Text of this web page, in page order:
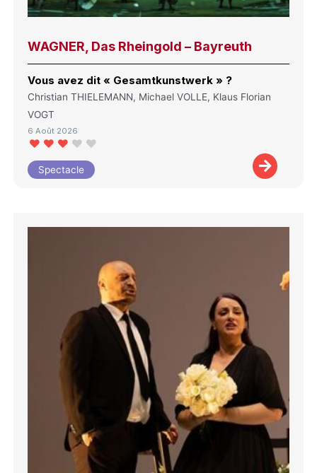
WAGNER, Das Rheingold – Bayreuth
Vous avez dit « Gesamtkunstwerk » ?
Christian THIELEMANN, Michael VOLLE, Klaus Florian
VOGT
6 Août 2026
Spectacle